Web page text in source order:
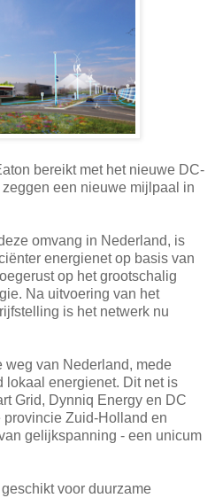
bereikt met het nieuwe DC-
een nieuwe mijlpaal in
omvang in Nederland, is
energienet op basis van
op het grootschalig
Na uitvoering van het
is het netwerk nu
weg van Nederland, mede
lokaal energienet. Dit net is
Grid, Dynniq Energy en DC
provincie Zuid-Holland en
gelijkspanning - een unicum
voor duurzame